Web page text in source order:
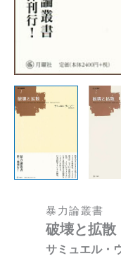
暴力論叢書
破壊と拡散
サミュエル・